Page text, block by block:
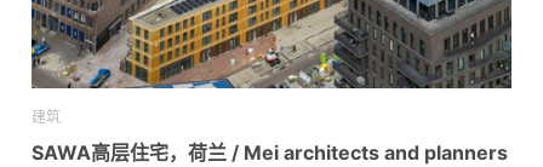
建筑
SAWA高层住宅，荷兰 / Mei architects and planners